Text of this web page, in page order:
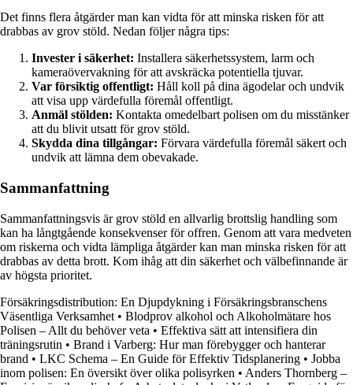
Det finns flera åtgärder man kan vidta för att minska risken för att
drabbas av grov stöld. Nedan följer några tips:
Invester i säkerhet: Installera säkerhetssystem, larm och
kameraövervakning för att avskräcka potentiella tjuvar.
Var försiktig offentligt: Håll koll på dina ägodelar och undvik
att visa upp värdefulla föremål offentligt.
Anmäl stölden: Kontakta omedelbart polisen om du misstänker
att du blivit utsatt för grov stöld.
Skydda dina tillgångar: Förvara värdefulla föremål säkert och
undvik att lämna dem obevakade.
Sammanfattning
Sammanfattningsvis är grov stöld en allvarlig brottslig handling som
kan ha långtgående konsekvenser för offren. Genom att vara medveten
om riskerna och vidta lämpliga åtgärder kan man minska risken för att
drabbas av detta brott. Kom ihåg att din säkerhet och välbefinnande är
av högsta prioritet.
Försäkringsdistribution: En Djupdykning i Försäkringsbranschens
Väsentliga Verksamhet • Blodprov alkohol och Alkoholmätare hos
Polisen – Allt du behöver veta • Effektiva sätt att intensifiera din
träningsrutin • Brand i Varberg: Hur man förebygger och hanterar
brand • LKC Schema – En Guide för Effektiv Tidsplanering • Jobba
inom polisen: En översikt över olika polisyrken • Anders Thornberg –